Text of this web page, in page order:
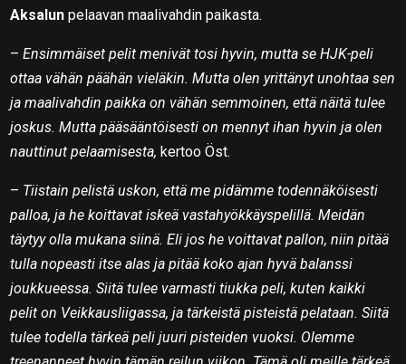
Aksalun pelaavan maalivahdin paikasta.
–Ensimmäiset pelit menivät tosi hyvin, mutta se HJK-peli
ottaa vähän päähän vieläkin. Mutta olen yrittänyt unohtaa sen
ja maalivahdin paikka on vähän semmoinen, että näitä tulee
joskus. Mutta pääsääntöisesti on mennyt ihan hyvin ja olen
nauttinut pelaamisesta, kertoo Öst.
– Tiistain pelistä uskon, että me pidämme todennäköisesti
palloa, ja he koittavat iskeä vastahyökkäyspelillä. Meidän
täytyy olla mukana siinä. Eli jos he voittavat pallon, niin pitää
tulla nopeasti itse alas ja pitää koko ajan hyvä balanssi
joukkueessa. Siitä tulee varmasti tiukka peli, kuten kaikki
pelit on Veikkausliigassa, ja tärkeistä pisteistä pelataan. Siitä
tulee todella tärkeä peli juuri pisteiden vuoksi. Olemme